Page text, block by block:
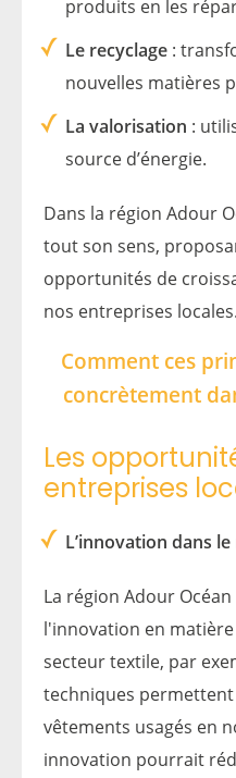
produits en les
Le recyclage :
nouvelles matières
La valorisation :
source d’énergie.
Dans la région Adour
tout son sens,
opportunités de
nos entreprises locales.
Comment ces
concrètement
Les
entreprises
L’innovation dans
La région Adour
l'innovation en
secteur textile, par
techniques
vêtements usagés en
innovation pourrait